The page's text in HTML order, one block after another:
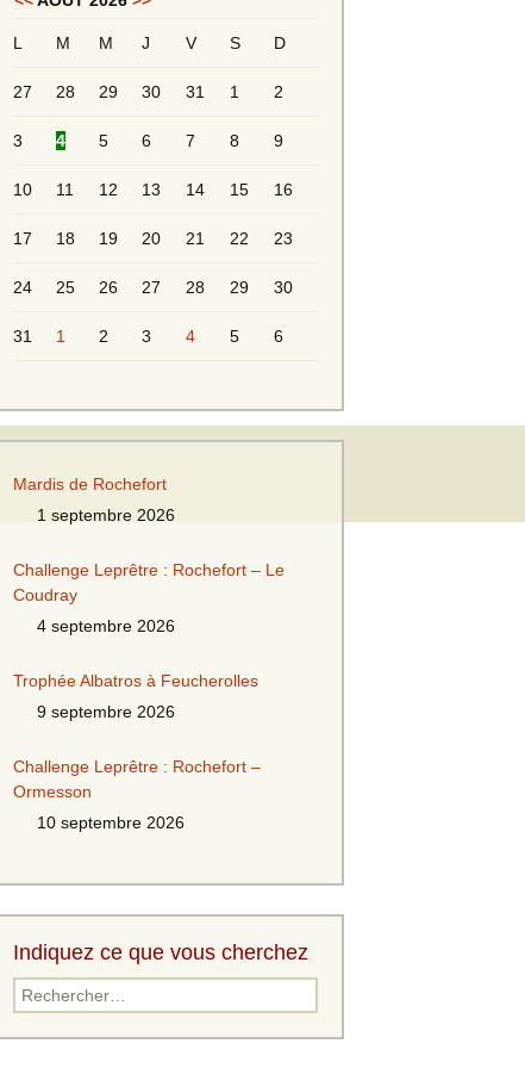
Messieurs 2ème série
Messieurs Golden
L M M J V S D
27 28 29 30 31 1 2
3 4 5 6 7 8 9
10 11 12 13 14 15 16
17 18 19 20 21 22 23
24 25 26 27 28 29 30
31 1 2 3 4 5 6
Mardis de Rochefort
1 septembre 2026
Challenge Leprêtre : Rochefort – Le
Coudray
4 septembre 2026
Trophée Albatros à Feucherolles
9 septembre 2026
Challenge Leprêtre : Rochefort –
Ormesson
10 septembre 2026
Indiquez ce que vous cherchez